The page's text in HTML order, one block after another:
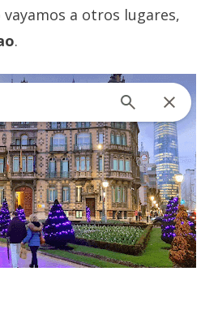
a otros lugares,
.